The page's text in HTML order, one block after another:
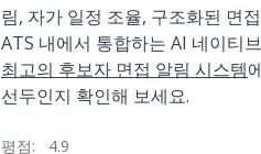
림, 자가 일정 조율, 구조화된 면
ATS 내에서 통합하는 AI 네이티
최고의 후보자 면접 알림 시스템
선두인지 확인해 보세요.
평점: 4.9